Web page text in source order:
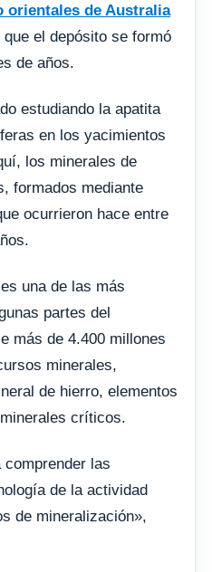
orientales de Australia
el depósito se formó
de años.
estudiando la apatita
en los yacimientos
los minerales de
formados mediante
ocurrieron hace entre
una de las más
partes del
más de 4.400 millones
minerales,
de hierro, elementos
críticos.
comprender las
de la actividad
de mineralización»,